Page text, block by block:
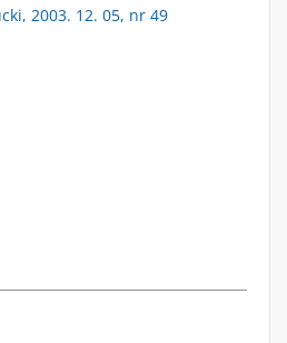
2003. 12. 05, nr 49